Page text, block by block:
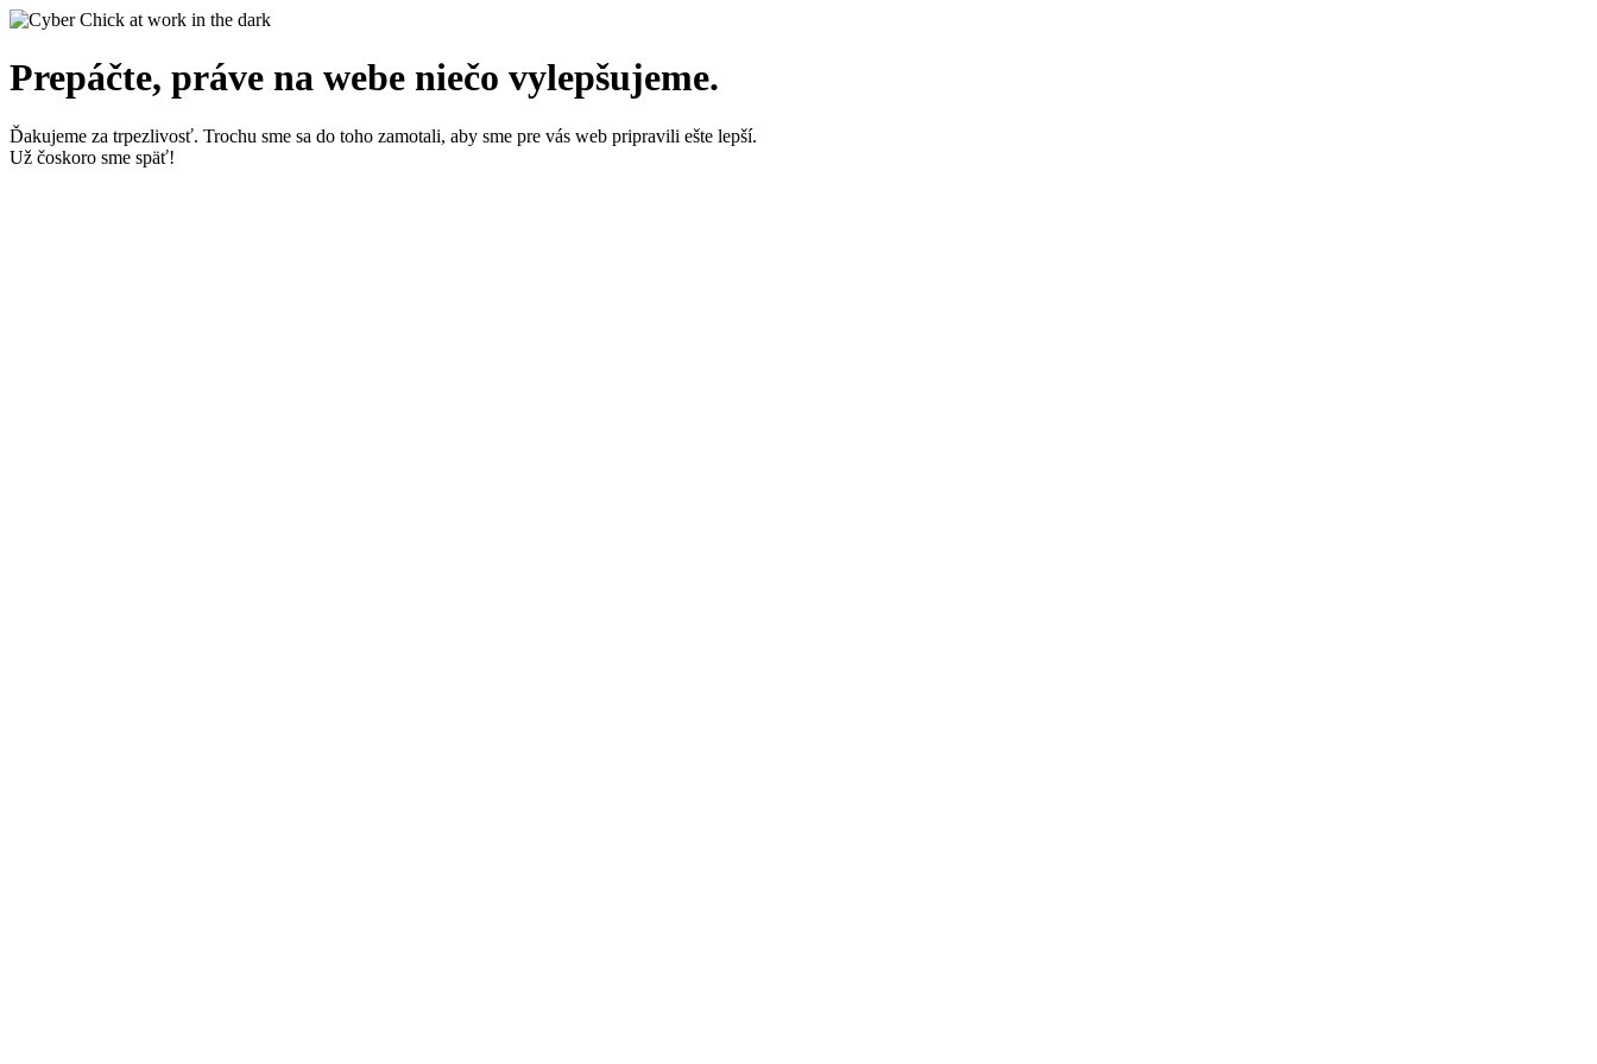
Prepáčte, práve na webe niečo vylepšujeme.
Ďakujeme za trpezlivosť. Trochu sme sa do toho zamotali, aby sme pre vás web pripravili ešte lepší.
Už čoskoro sme späť!